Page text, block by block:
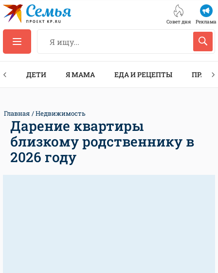
Совет дня Реклама
ДЕТИ Я МАМА ЕДА И РЕЦЕПТЫ
Главная Недвижимость
Дарение квартиры
близкому родственнику в
2026 году